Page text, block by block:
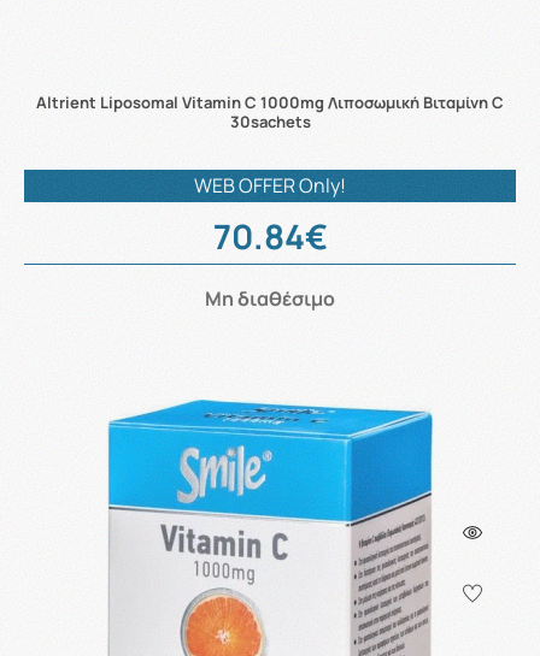
Altrient Liposomal Vitamin C 1000mg Λιποσωμική Βιταμίνη C
30sachets
WEB OFFER Only!
70.84€
Μη διαθέσιμο